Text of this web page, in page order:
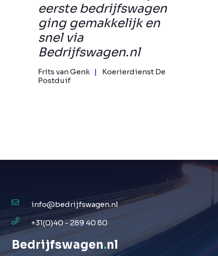
eerste bedrijfswagen
ging gemakkelijk en
snel via
Bedrijfswagen.nl
Frits van Genk
Koerierdienst De
Postduif
info@bedrijfswagen.nl
+31(0)40 - 289 40 80
Bedrijfswagen.nl